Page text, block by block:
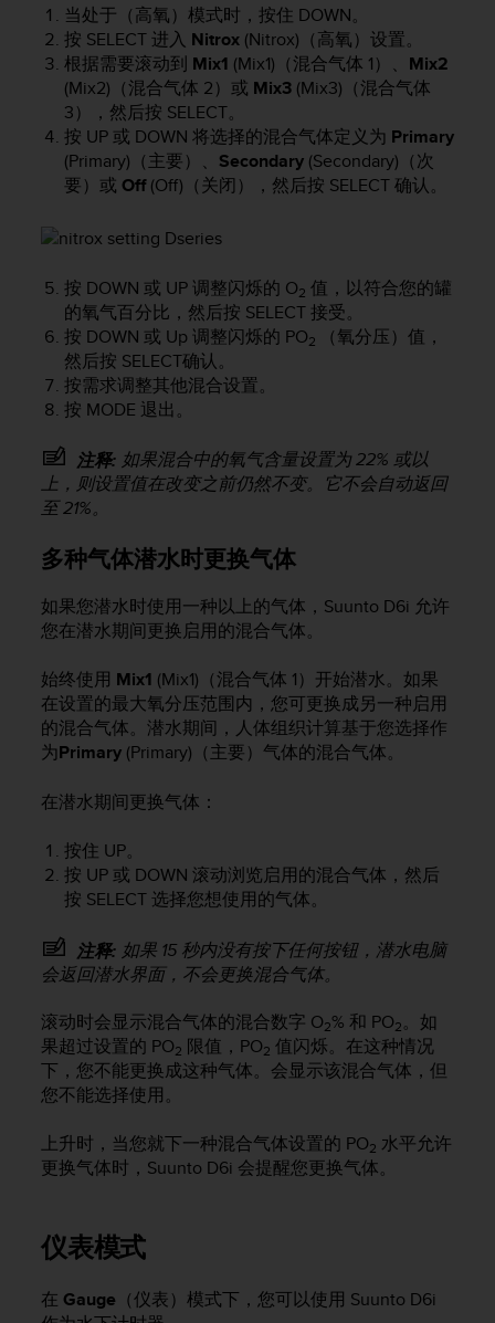
当处于（高氧）模式时，按住 DOWN。
按 SELECT进入 Nitrox(Nitrox)（高氧）设置。
根据需要滚动到 Mix1 (Mix1)（混合气体 1）、 Mix2
(Mix2)（混合气体 2）或 Mix3(Mix3)（混合气体
3），然后按 SELECT。
按 UP或 DOWN 将选择的混合气体定义为 Primary
(Primary)（主要）、 Secondary(Secondary)（次
要）或 Off(Off)（关闭），然后按 SELECT确认。
按 DOWN 或 UP调整闪烁的 O2 值，以符合您的罐
的氧气百分比，然后按 SELECT接受。
按 DOWN 或 Up 调整闪烁的 PO2
（氧分压）值，
然后按 SELECT确认。
按需求调整其他混合设置。
按 MODE 退出。
注释: 如果混合中的氧气含量设置为 22% 或以
上，则设置值在改变之前仍然不变。它不会自动返回
至 21%。
多种气体潜水时更换气体
如果您潜水时使用一种以上的气体， Suunto D6i 允许
您在潜水期间更换启用的混合气体。
始终使用 Mix1 (Mix1)（混合气体 1）开始潜水。如果
在设置的最大氧分压范围内，您可更换成另一种启用
的混合气体。潜水期间，人体组织计算基于您选择作
为Primary (Primary)（主要）气体的混合气体。
在潜水期间更换气体：
按住 UP。
按 UP或 DOWN 滚动浏览启用的混合气体，然后
按 SELECT选择您想使用的气体。
注释: 如果 15 秒内没有按下任何按钮，潜水电脑
会返回潜水界面，不会更换混合气体。
滚动时会显示混合气体的混合数字 O2% 和 PO2。如
果超过设置的 PO2 限值，PO2 值闪烁。在这种情况
下，您不能更换成这种气体。会显示该混合气体，但
您不能选择使用。
上升时，当您就下一种混合气体设置的 PO2 水平允许
更换气体时， Suunto D6i 会提醒您更换气体。
仪表模式
在 Gauge （仪表）模式下，您可以使用 Suunto D6i